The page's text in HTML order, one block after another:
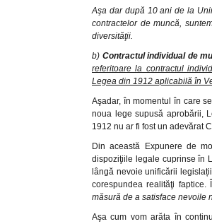
Aşa dar după 10 ani de la
contractelor de muncă,
diversităţii.
b) Contractul individual de
referitoare la contractul
Legea din 1912 aplicabilă în
Aşadar, în momentul în care
noua lege supusă aprobării,
1912 nu ar fi fost un adevărat
Din această Expunere de
dispoziţiile legale cuprinse în
lângă nevoie unificării
corespundea realităţi faptice.
măsură de a satisface nevoile
Aşa cum vom arăta în